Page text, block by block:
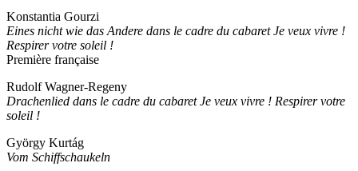
Konstantia Gourzi
Eines nicht wie das Andere dans le cadre du cabaret Je veux vivre !
Respirer votre soleil !
Première française
Rudolf Wagner-Regeny
Drachenlied dans le cadre du cabaret Je veux vivre ! Respirer votre
soleil !
György Kurtág
Vom Schiffschaukeln